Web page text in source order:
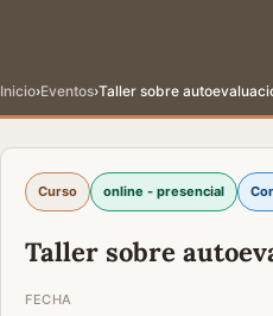
Inicio›Eventos›Taller sobre
Curso online - presencial
Taller sobre
FECHA